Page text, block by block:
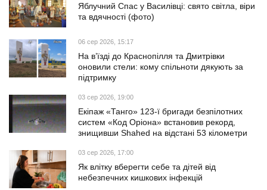
Яблучний Спас у Василівці: свято світла, віри
та вдячності (фото)
06 сер 2026, 15:17
На в’їзді до Краснопілля та Дмитрівки
оновили стели: кому спільноти дякують за
підтримку
03 сер 2026, 19:00
Екіпаж «Танго» 123-ї бригади безпілотних
систем «Код Оріона» встановив рекорд,
знищивши Shahed на відстані 53 кілометри
03 сер 2026, 17:00
Як влітку вберегти себе та дітей від
небезпечних кишкових інфекцій